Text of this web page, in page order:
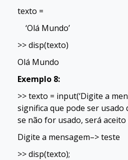
texto =
‘Olá Mundo’
>> disp(texto)
Olá Mundo
Exemplo 8:
>> texto = input(‘Digite a
significa que pode ser usado
se não for usado, será
Digite a mensagem–> teste
>> disp(texto);